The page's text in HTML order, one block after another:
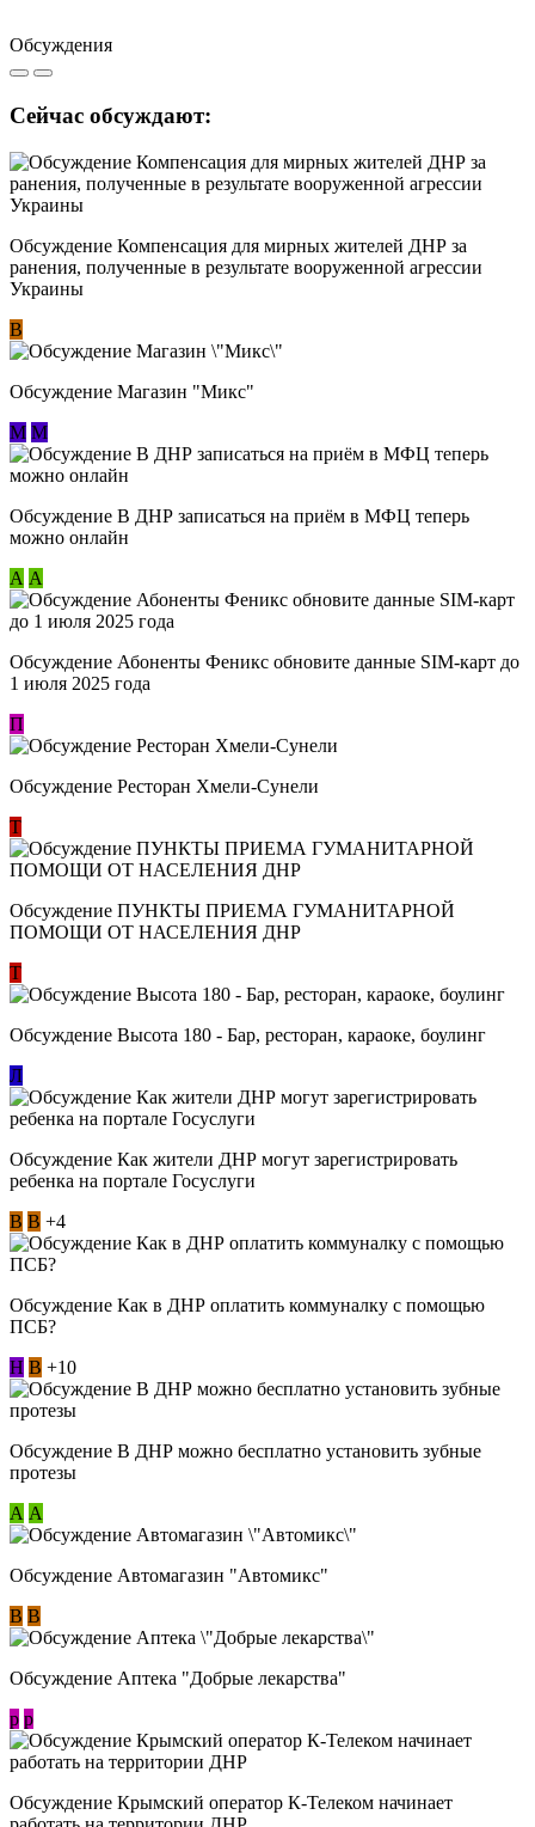
Обсуждения
Сейчас обсуждают:
Обсуждение Компенсация для мирных жителей ДНР за
ранения, полученные в результате вооруженной агрессии
Украины
В
Обсуждение Магазин "Микс"
М М
Обсуждение В ДНР записаться на приём в МФЦ теперь
можно онлайн
А А
Обсуждение Абоненты Феникс обновите данные SIM-карт до
1 июля 2025 года
П
Обсуждение Ресторан Хмели-Сунели
Т
Обсуждение ​ПУНКТЫ ПРИЕМА ГУМАНИТАРНОЙ
ПОМОЩИ ОТ НАСЕЛЕНИЯ ДНР
Т
Обсуждение Высота 180 - Бар, ресторан, караоке, боулинг
Л
Обсуждение Как жители ДНР могут зарегистрировать
ребенка на портале Госуслуги
В В +4
Обсуждение Как в ДНР оплатить коммуналку с помощью
ПСБ?
Н В +10
Обсуждение В ДНР можно бесплатно установить зубные
протезы
А А
Обсуждение Автомагазин "Автомикс"
В В
Обсуждение Аптека "Добрые лекарства"
p p
Обсуждение Крымский оператор К-Телеком начинает